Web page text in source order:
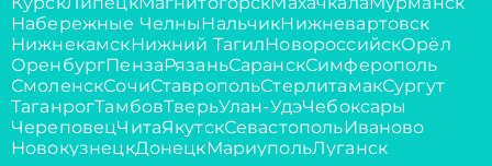
Набережные ЧелныНальчикНижневартовск
НижнекамскНижний ТагилНовороссийскОрёл
ОренбургПензаРязаньСаранскСимферополь
СмоленскСочиСтавропольСтерлитамакСургут
ТаганрогТамбовТверьУлан-УдэЧебоксары
ЧереповецЧитаЯкутскСевастопольИваново
НовокузнецкДонецкМариупольЛуганск